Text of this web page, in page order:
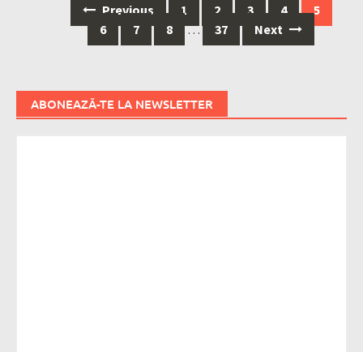
navigation
Previous 1 2 3 4
5
6
7 8 … 37 Next
ABONEAZĂ-TE LA NEWSLETTER